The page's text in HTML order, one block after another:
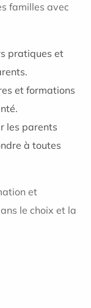
familles avec
pratiques et
et formations
les parents
à toutes
et
le choix et la